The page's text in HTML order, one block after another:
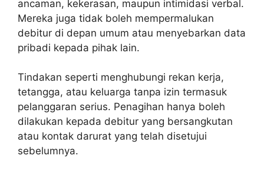
ancaman, kekerasan, maupun intimidasi verbal.
Mereka juga tidak boleh mempermalukan
debitur di depan umum atau menyebarkan data
pribadi kepada pihak lain.
Tindakan seperti menghubungi rekan kerja,
tetangga, atau keluarga tanpa izin termasuk
pelanggaran serius. Penagihan hanya boleh
dilakukan kepada debitur yang bersangkutan
atau kontak darurat yang telah disetujui
sebelumnya.